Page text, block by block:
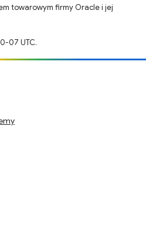
towarowym firmy Oracle i jej
07 UTC.